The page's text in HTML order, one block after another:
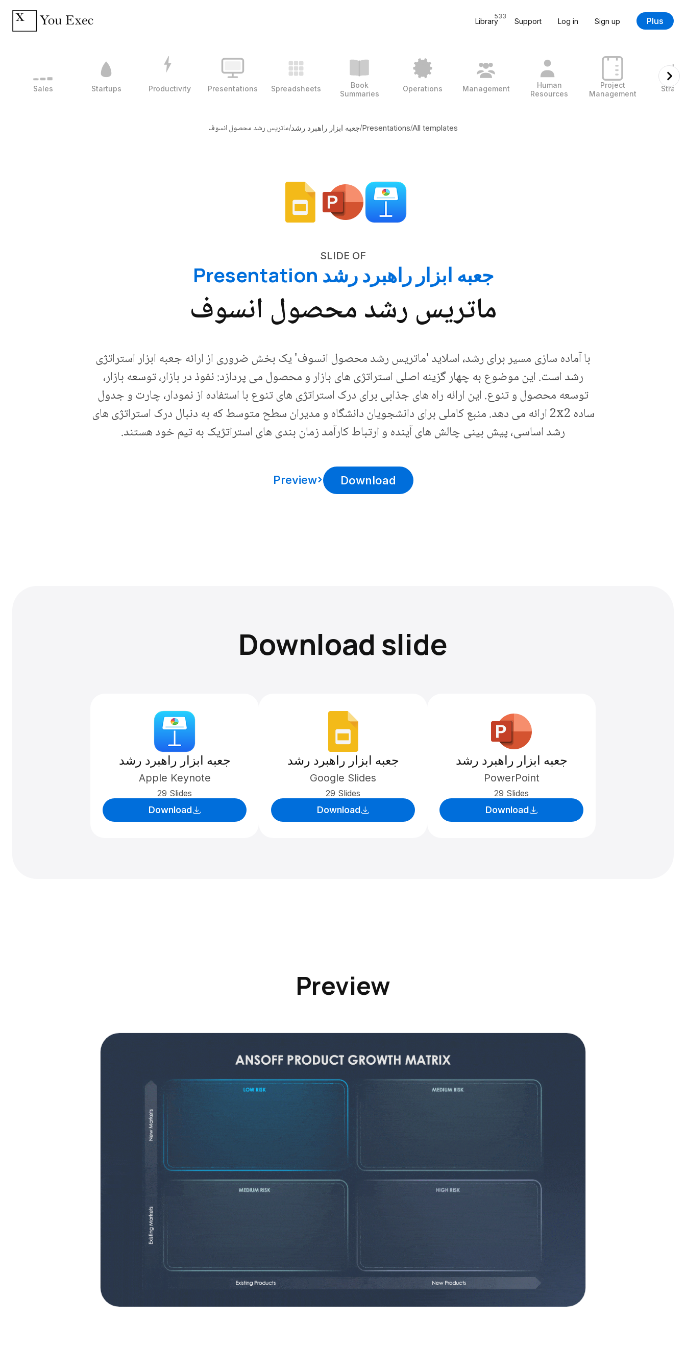
Library
533
Support Log in Sign up Plus
Sales Startups Productivity Presentations Spreadsheets
Book
Summaries
Operations Management
Human
Resources
Project
Management
All templates
/
Presentations
/جعبه ابزار راهبرد رشد/ماتریس رشد محصول انسوف
SLIDE OF
جعبه ابزار راهبرد رشد Presentation
ماتریس رشد محصول انسوف
با آماده سازی مسیر برای رشد، اسلاید 'ماتریس رشد محصول انسوف' یک بخش ضروری از ارائه جعبه ابزار استراتژی
رشد است. این موضوع به چهار گزینه اصلی استراتژی های بازار و محصول می پردازد: نفوذ در بازار، توسعه بازار،
توسعه محصول و تنوع. این ارائه راه های جذابی برای درک استراتژی های تنوع با استفاده از نمودار، چارت و جدول
ساده 2x2 ارائه می دهد. منبع کاملی برای دانشجویان دانشگاه و مدیران سطح متوسط که به دنبال درک استراتژی های
رشد اساسی، پیش بینی چالش های آینده و ارتباط کارآمد زمان بندی های استراتژیک به تیم خود هستند.
Download
Preview
Download slide
جعبه ابزار راهبرد رشد
Apple Keynote
29 Slides
Download
جعبه ابزار راهبرد رشد
Google Slides
29 Slides
Download
جعبه ابزار راهبرد رشد
PowerPoint
29 Slides
Download
Preview